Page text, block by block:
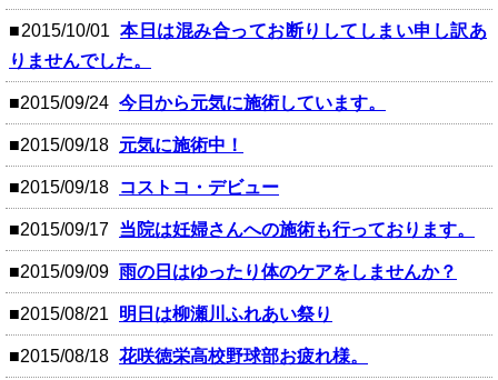
■2015/10/01 本日は混み合ってお断りしてしまい申し訳あ
りませんでした。
■2015/09/24 今日から元気に施術しています。
■2015/09/18 元気に施術中！
■2015/09/18 コストコ・デビュー
■2015/09/17 当院は妊婦さんへの施術も行っております。
■2015/09/09 雨の日はゆったり体のケアをしませんか？
■2015/08/21 明日は柳瀬川ふれあい祭り
■2015/08/18 花咲徳栄高校野球部お疲れ様。